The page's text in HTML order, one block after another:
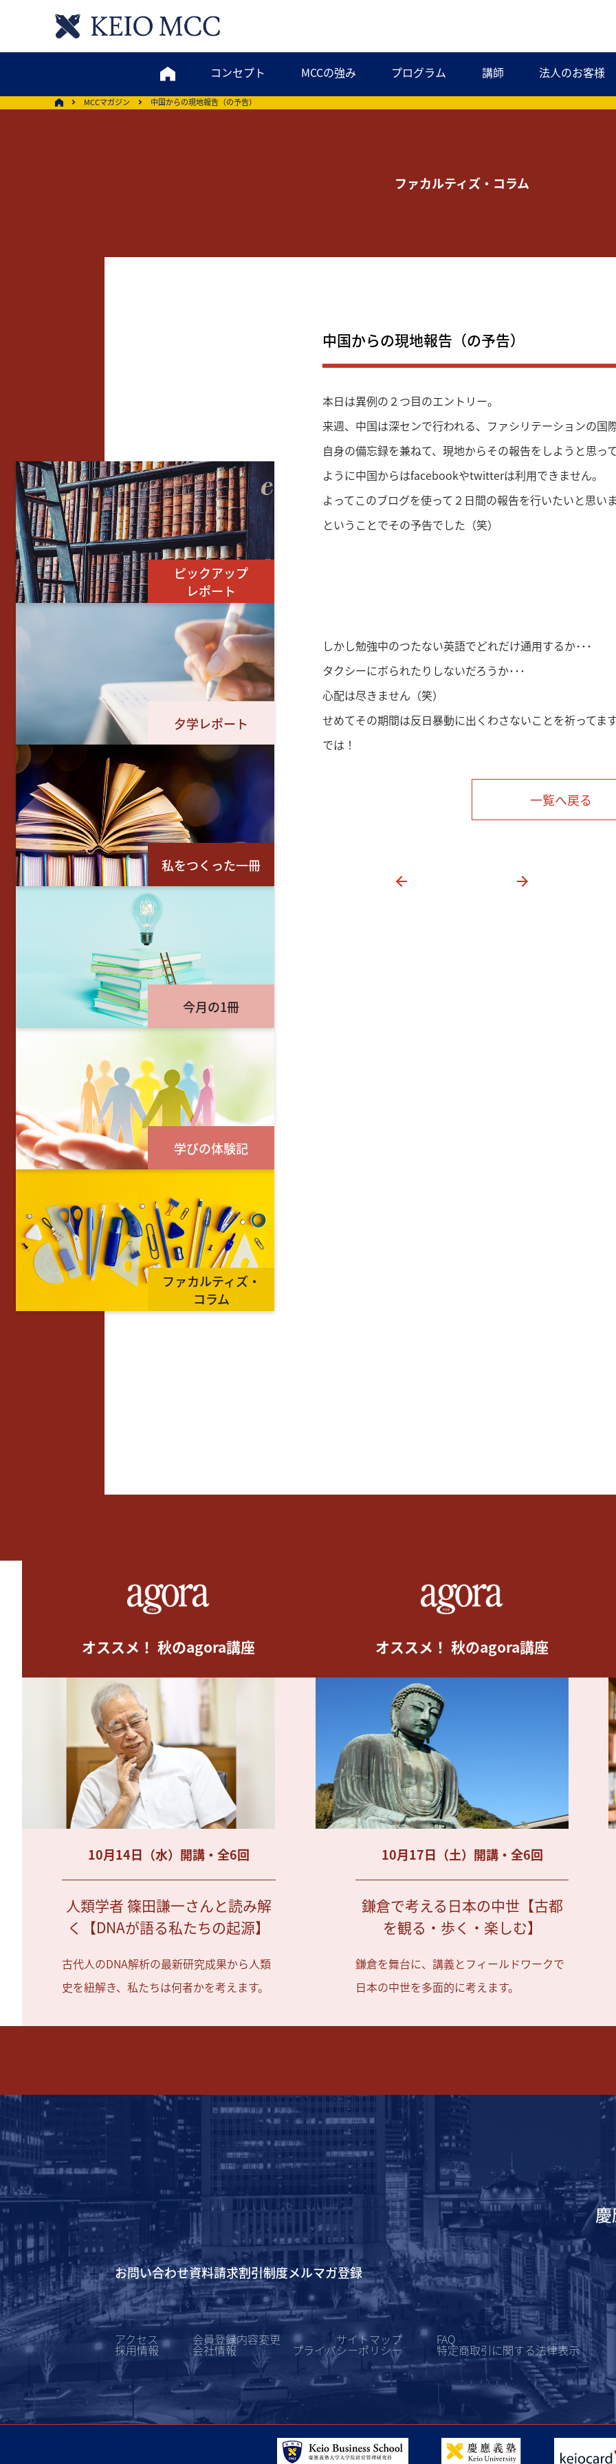
コンセプト MCCの強み プログラム 講師 法人のお客様
MCCマガジン 中国からの現地報告（の予告）
ファカルティズ・コラム
中国からの現地報告（の予告）
本日は異例の２つ目のエントリー。
来週、中国は深センで行われる、ファシリテーションの国
自身の備忘録を兼ねて、現地からその報告をしようと思っ
ように中国からはfacebookやtwitterは利用できません。
よってこのブログを使って２日間の報告を行いたいと思い
ということでその予告でした（笑）
しかし勉強中のつたない英語でどれだけ通用するか･･･
タクシーにボられたりしないだろうか･･･
心配は尽きません（笑）
せめてその期間は反日暴動に出くわさないことを祈ってま
では！
一覧へ戻る
ピックアップ
レポート
夕学レポート
私をつくった一冊
今月の1冊
学びの体験記
ファカルティズ・
コラム
オススメ！ 秋のagora講座
10月14日（水）開講・全6回
人類学者 篠田謙一さんと読み解
く【DNAが語る私たちの起源】
古代人のDNA解析の最新研究成果から人類
史を紐解き、私たちは何者かを考えます。
オススメ！ 秋のagora講座
10月17日（土）開講・全6回
鎌倉で考える日本の中世【古都
を観る・歩く・楽しむ】
鎌倉を舞台に、講義とフィールドワークで
日本の中世を多面的に考えます。
お問い合わせ資料請求割引制度メルマガ登録
アクセス 会員登録内容変更 サイトマップ FAQ
採用情報 会社情報 プライバシーポリシー 特定商取引に関する法律表示